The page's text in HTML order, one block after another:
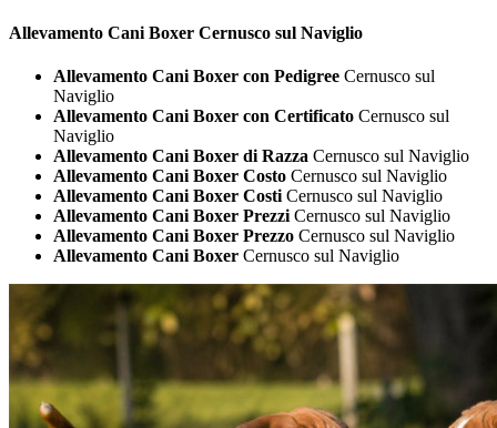
Allevamento Cani Boxer Cernusco sul Naviglio
Allevamento Cani Boxer con Pedigree Cernusco sul
Naviglio
Allevamento Cani Boxer con Certificato Cernusco sul
Naviglio
Allevamento Cani Boxer di Razza Cernusco sul Naviglio
Allevamento Cani Boxer Costo Cernusco sul Naviglio
Allevamento Cani Boxer Costi Cernusco sul Naviglio
Allevamento Cani Boxer Prezzi Cernusco sul Naviglio
Allevamento Cani Boxer Prezzo Cernusco sul Naviglio
Allevamento Cani Boxer Cernusco sul Naviglio